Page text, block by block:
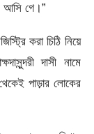
আসি গে।”
করা চিঠি নিয়ে
দাসী নামে
পাড়ার লোকের